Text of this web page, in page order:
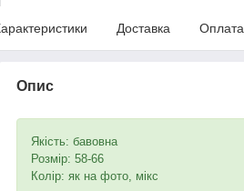
Доставка Оплата
Опис
Якість: бавовна
Розмір: 58-66
Колір: як на фото, мікс